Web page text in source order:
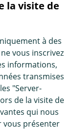
la visite de
à des
vous inscrivez
informations,
transmises
"Server-
de la visite de
qui nous
vous présenter